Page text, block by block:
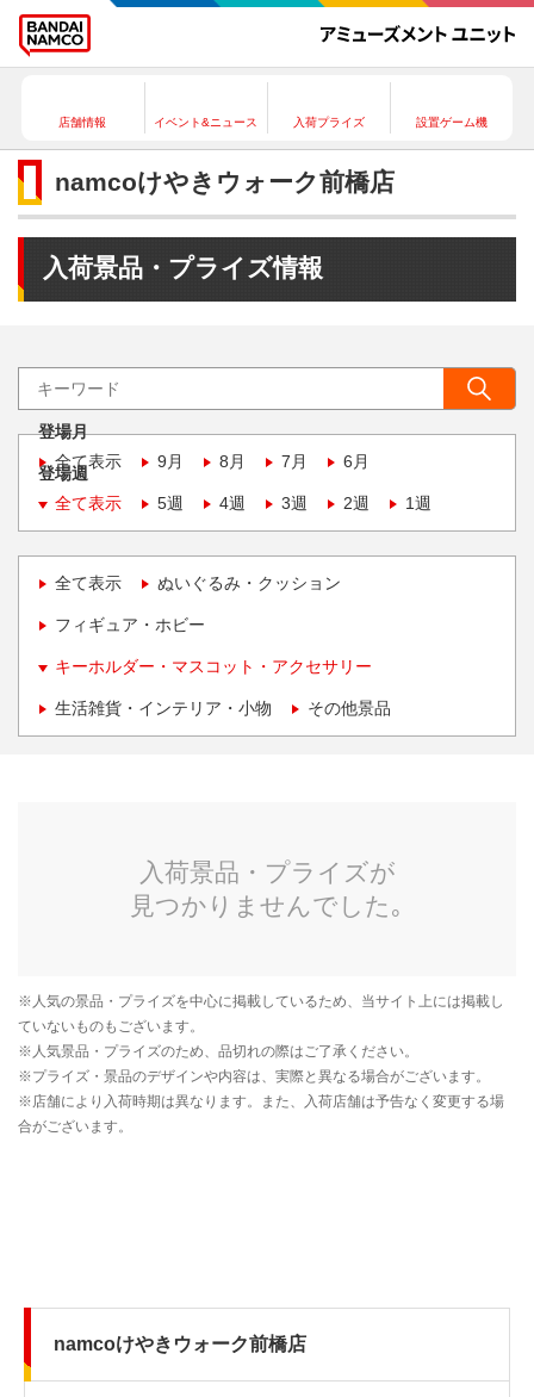
店舗情報 イベント&ニュース 入荷プライズ 設置ゲーム機
namcoけやきウォーク前橋店
入荷景品・プライズ情報
登場月
全て表示
9月 8月 7月 6月
登場週
全て表示
5週 4週 3週 2週 1週
全て表示 ぬいぐるみ・クッション
フィギュア・ホビー
キーホルダー・マスコット・アクセサリー
生活雑貨・インテリア・小物 その他景品
namcoけやきウォーク前橋店